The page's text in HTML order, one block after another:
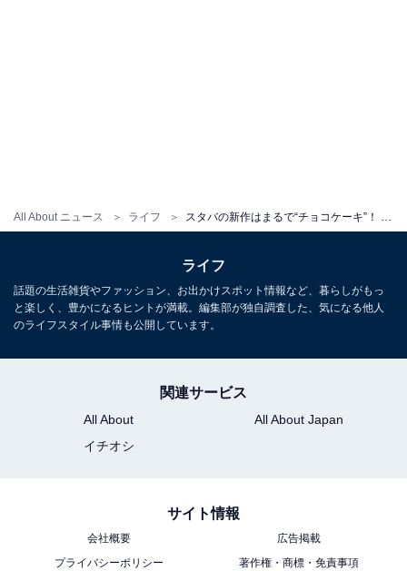
All About ニュース ライフ
かのようです。ただ、混ぜないと途中でスポンジを飲み
混ぜてから飲むのがオススメです。
ライフ
話題の生活雑貨やファッション、お出かけスポット情報など、暮らしがもっ
と楽しく、豊かになるヒントが満載。編集部が独自調査した、気になる他人
のライフスタイル事情も公開しています。
関連サービス
All About
All About Japan
イチオシ
サイト情報
会社概要
広告掲載
プライバシーポリシー
著作権・商標・免責事項